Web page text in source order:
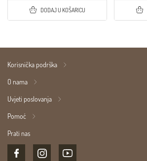
DODAJ U KOŠARICU
Korisnička podrška
O nama
Uvjeti poslovanja
Pomoć
Prati nas